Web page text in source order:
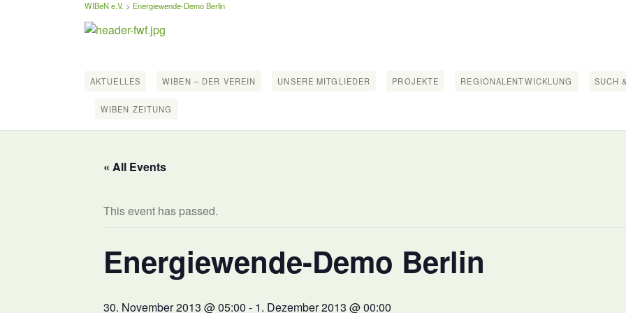
WIBeN e.V. > Energiewende-Demo Berlin
AKTUELLES WIBEN – DER VEREIN UNSERE MITGLIEDER PROJEKTE REGIONALENTWICKLUNG SUCH
WIBEN ZEITUNG
« All Events
This event has passed.
Energiewende-Demo Berlin
30. November 2013 @ 05:00 - 1. Dezember 2013 @ 00:00